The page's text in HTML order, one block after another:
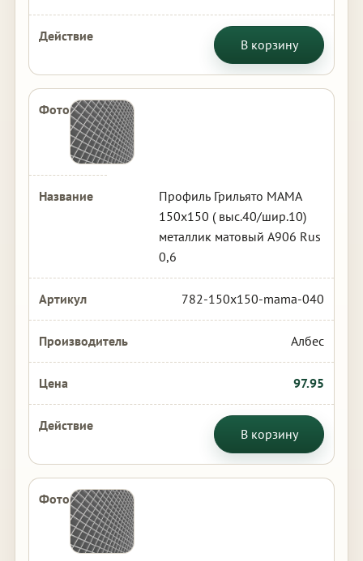
В корзину
Профиль Грильято МАМА
150х150 ( выс.40/шир.10)
металлик матовый А906 Rus
0,6
782-150x150-mama-040
Албес
97.95
В корзину